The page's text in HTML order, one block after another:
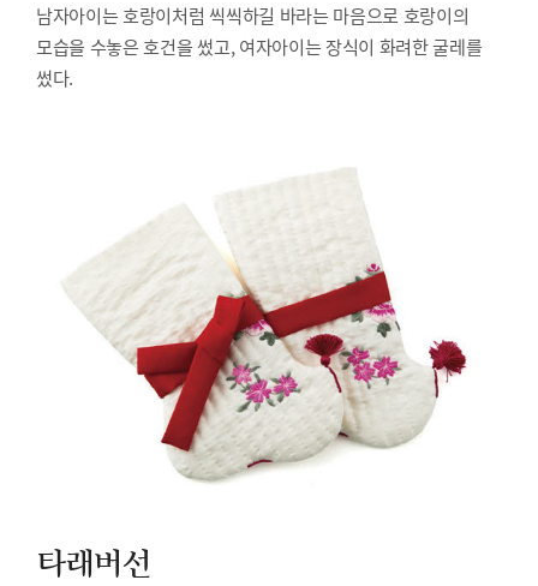
남자아이는 호랑이처럼 씩씩하길 바라는 마음으로 호랑이의
모습을 수놓은 호건을 썼고, 여자아이는 장식이 화려한 굴레를
썼다.
타래버선